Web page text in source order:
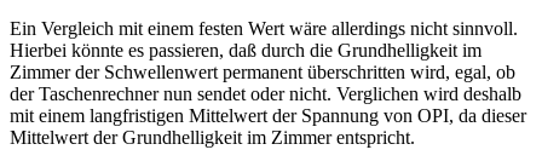
Ein Vergleich mit einem festen Wert wäre allerdings nicht sinnvoll.
Hierbei könnte es passieren, daß durch die Grundhelligkeit im
Zimmer der Schwellenwert permanent überschritten wird, egal, ob
der Taschenrechner nun sendet oder nicht. Verglichen wird deshalb
mit einem langfristigen Mittelwert der Spannung von OPI, da dieser
Mittelwert der Grundhelligkeit im Zimmer entspricht.